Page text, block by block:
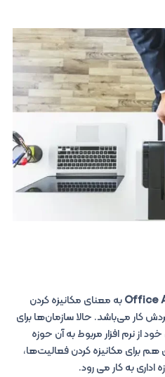
Officeبه معنای مکانیزه کردن
کار می‌باشد. حالا سازمان‌ها برای
از نرم افزار مربوط به آن حوزه
هم برای مکانیزه کردن فعالیت‌ها،
به کار می رود.